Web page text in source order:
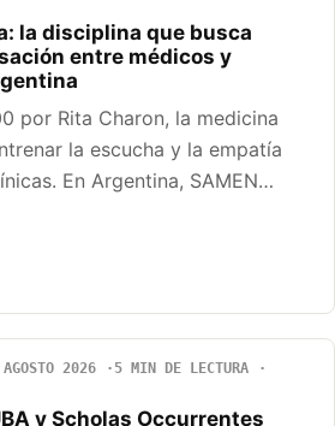
la disciplina que busca
entre médicos y
por Rita Charon, la medicina
la escucha y la empatía
En Argentina, SAMEN…
2026
5 MIN DE LECTURA
y Scholas Occurrentes